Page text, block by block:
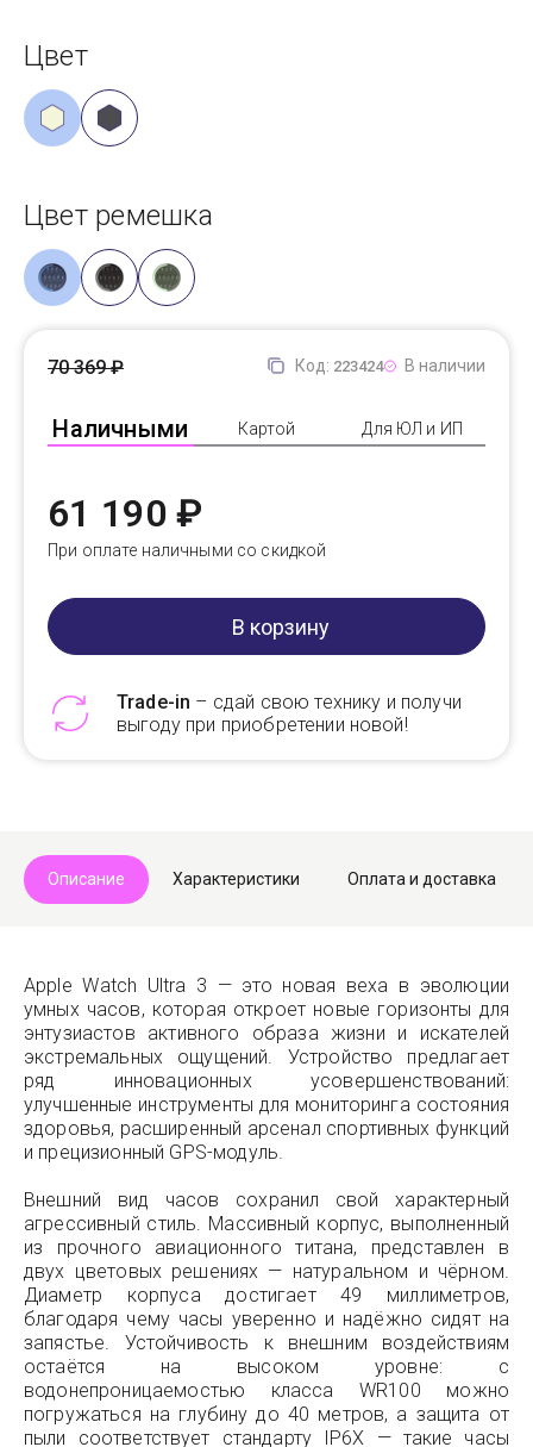
Цвет
Цвет ремешка
Код: 223424 В наличии
Наличными Картой Для ЮЛ и ИП
70 369 ₽
61 190 ₽
При оплате наличными со скидкой
В корзину
Trade-in – сдай свою технику и получи
выгоду при приобретении новой!
Описание Характеристики Оплата и доставка
Apple Watch Ultra 3 — это новая веха в эволюции
умных часов, которая откроет новые горизонты для
энтузиастов активного образа жизни и искателей
экстремальных ощущений. Устройство предлагает
ряд инновационных усовершенствований:
улучшенные инструменты для мониторинга состояния
здоровья, расширенный арсенал спортивных функций
и прецизионный GPS-модуль.
Внешний вид часов сохранил свой характерный
агрессивный стиль. Массивный корпус, выполненный
из прочного авиационного титана, представлен в
двух цветовых решениях — натуральном и чёрном.
Диаметр корпуса достигает 49 миллиметров,
благодаря чему часы уверенно и надёжно сидят на
запястье. Устойчивость к внешним воздействиям
остаётся на высоком уровне: с
водонепроницаемостью класса WR100 можно
погружаться на глубину до 40 метров, а защита от
пыли соответствует стандарту IP6X — такие часы